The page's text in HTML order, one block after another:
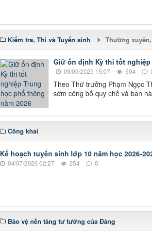
Kiểm tra, Thi và Tuyển sinh Thường
Giữ ổn định Kỳ thi tốt
09/09/2025 15:07 504
Theo Thứ trưởng Phạm Ngọc
sớm công bố quy chế và ban
Công khai
Kế hoạch tuyển sinh lớp 10 năm học 2026-
04/07/2026 02:27 254 0
Bảo vệ nền tảng tư tưởng của Đảng